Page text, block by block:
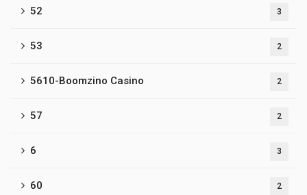
52 3
53 2
5610-Boomzino Casino 2
57 2
6 3
60 2